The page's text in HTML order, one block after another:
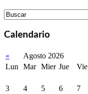
Calendario
« Agosto 2026
Lun
Mar Mier Jue Vie
3
4 5 6 7